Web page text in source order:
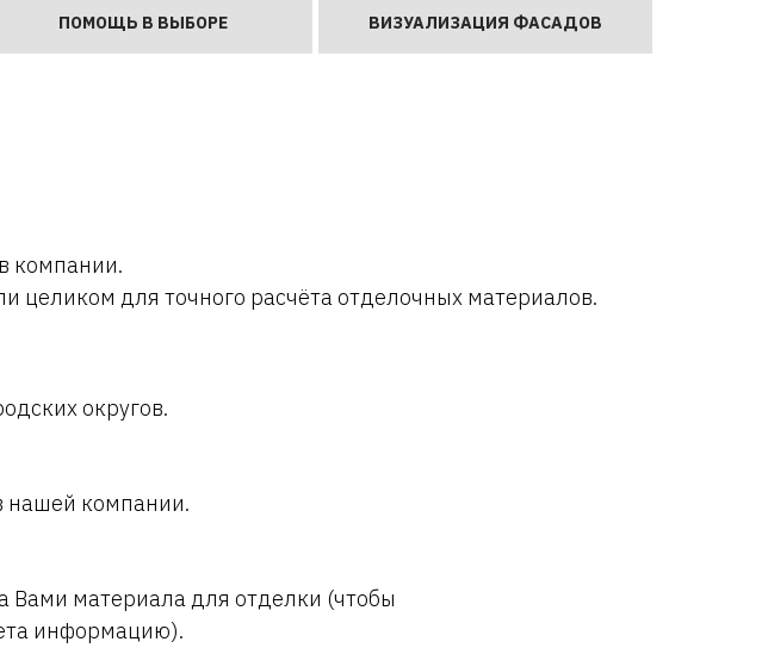
ПОМОЩЬ В ВЫБОРЕ ВИЗУАЛИЗАЦИЯ ФАСАДОВ
компании.
целиком для точного расчёта отделочных материалов.
округов.
нашей компании.
Вами материала для отделки (чтобы
информацию).